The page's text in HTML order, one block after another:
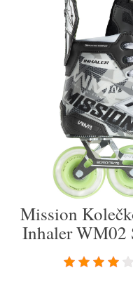
Mission
Inhaler WM02